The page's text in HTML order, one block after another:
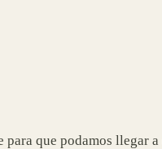
que podamos llegar a